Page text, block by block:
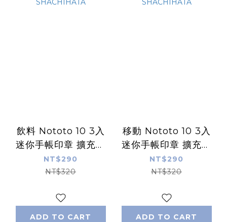
飲料 Nototo 10 3入
迷你手帳印章 擴充組
｜日本SHACHIHATA
NT$290
NT$320
ADD TO CART
移動 Nototo 10 3入
迷你手帳印章 擴充組
｜日本SHACHIHATA
NT$290
NT$320
ADD TO CART